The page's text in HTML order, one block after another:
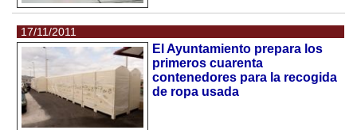
17/11/2011
El Ayuntamiento prepara los
primeros cuarenta
contenedores para la recogida
de ropa usada